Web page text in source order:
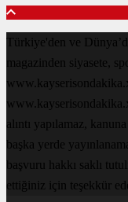
Türkiye'den ve
magazinden siyasete,
alıntı yapılamaz,
başka yerde
başvuru hakkı saklı
ettiğiniz için teşekkür